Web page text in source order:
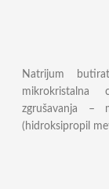
Natrijum
mikrokristalna
zgrušavanja –
(hidroksipropil